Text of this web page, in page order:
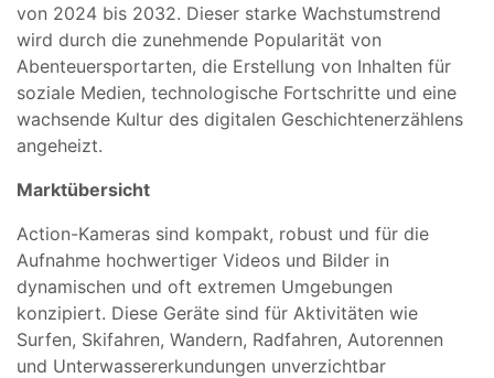
von 2024 bis 2032. Dieser starke Wachstumstrend
wird durch die zunehmende Popularität von
Abenteuersportarten, die Erstellung von Inhalten für
soziale Medien, technologische Fortschritte und eine
wachsende Kultur des digitalen Geschichtenerzählens
angeheizt.
Marktübersicht
Action-Kameras sind kompakt, robust und für die
Aufnahme hochwertiger Videos und Bilder in
dynamischen und oft extremen Umgebungen
konzipiert. Diese Geräte sind für Aktivitäten wie
Surfen, Skifahren, Wandern, Radfahren, Autorennen
und Unterwassererkundungen unverzichtbar